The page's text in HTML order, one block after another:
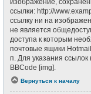
изображение,
ссылки: http://
ссылку ни на
не является
доступа к которым
почтовые ящики
п. Для указания
BBCode [img].
Вернуться к началу